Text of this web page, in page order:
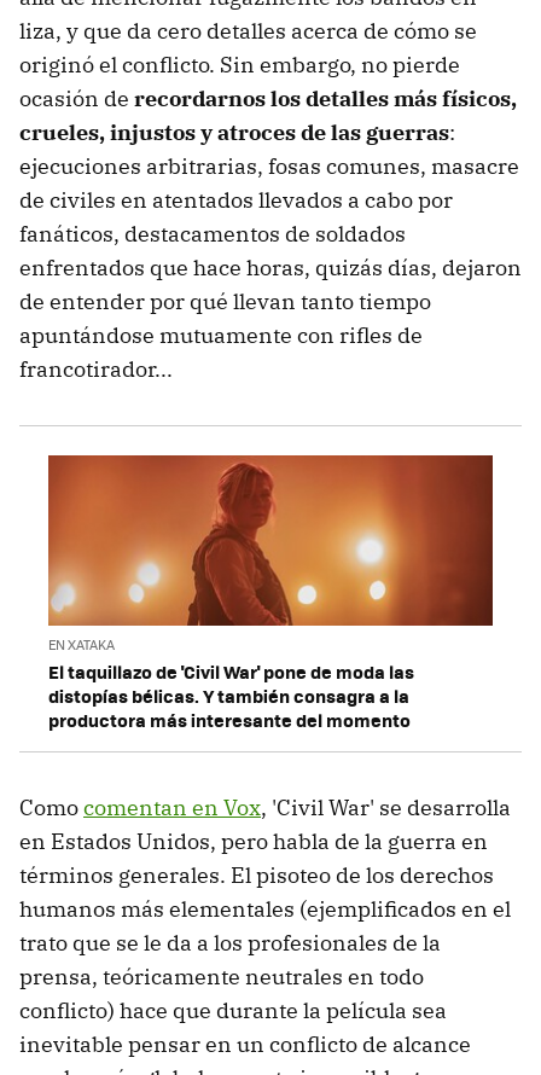
liza, y que da cero detalles acerca de cómo se
originó el conflicto. Sin embargo, no pierde
ocasión de recordarnos los detalles más físicos,
crueles, injustos y atroces de las guerras:
ejecuciones arbitrarias, fosas comunes, masacre
de civiles en atentados llevados a cabo por
fanáticos, destacamentos de soldados
enfrentados que hace horas, quizás días, dejaron
de entender por qué llevan tanto tiempo
apuntándose mutuamente con rifles de
francotirador...
EN XATAKA
El taquillazo de 'Civil War' pone de moda las
distopías bélicas. Y también consagra a la
productora más interesante del momento
Comocomentan en Vox, 'Civil War' se desarrolla
en Estados Unidos, pero habla de la guerra en
términos generales. El pisoteo de los derechos
humanos más elementales (ejemplificados en el
trato que se le da a los profesionales de la
prensa, teóricamente neutrales en todo
conflicto) hace que durante la película sea
inevitable pensar en un conflicto de alcance